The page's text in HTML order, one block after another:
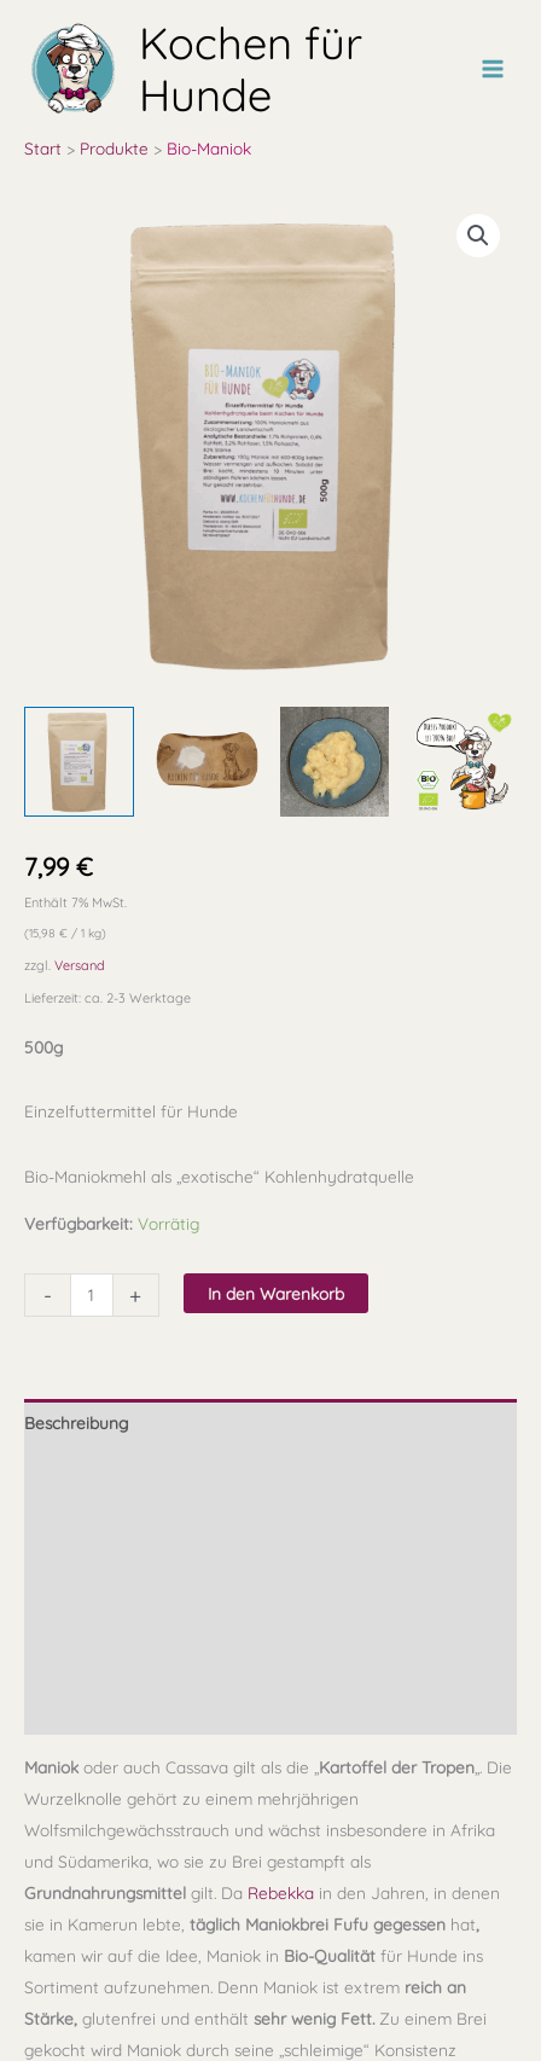
Inhalt
springen
Kochen für
Hunde
Start Produkte Bio-Maniok
7,99€
Enthält 7% MwSt.
(15,98 € / 1 kg)
zzgl. Versand
Lieferzeit: ca. 2-3 Werktage
500g
Einzelfuttermittel für Hunde
Bio-Maniokmehl als „exotische“ Kohlenhydratquelle
Verfügbarkeit: Vorrätig
- + In den Warenkorb
Beschreibung
Maniok oder auch Cassava gilt als die „ Kartoffel der Tropen „. Die
Wurzelknolle gehört zu einem mehrjährigen
Wolfsmilchgewächsstrauch und wächst insbesondere in Afrika
und Südamerika, wo sie zu Brei gestampft als
Grundnahrungsmittel gilt. Da Rebekka in den Jahren, in denen
sie in Kamerun lebte, täglich Maniokbrei Fufu gegessen hat,
kamen wir auf die Idee, Maniok in Bio-Qualität für Hunde ins
Sortiment aufzunehmen. Denn Maniok ist extrem reich an
Stärke, glutenfrei und enthält sehr wenig Fett. Zu einem Brei
gekocht wird Maniok durch seine „schleimige“ Konsistenz